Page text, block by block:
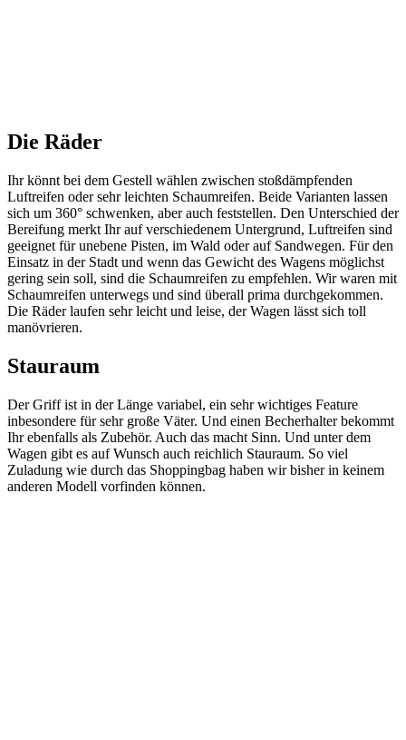
Die Räder
Ihr könnt bei dem Gestell wählen zwischen stoßdämpfenden
Luftreifen oder sehr leichten Schaumreifen. Beide Varianten lassen
sich um 360° schwenken, aber auch feststellen. Den Unterschied der
Bereifung merkt Ihr auf verschiedenem Untergrund, Luftreifen sind
geeignet für unebene Pisten, im Wald oder auf Sandwegen. Für den
Einsatz in der Stadt und wenn das Gewicht des Wagens möglichst
gering sein soll, sind die Schaumreifen zu empfehlen. Wir waren mit
Schaumreifen unterwegs und sind überall prima durchgekommen.
Die Räder laufen sehr leicht und leise, der Wagen lässt sich toll
manövrieren.
Stauraum
Der Griff ist in der Länge variabel, ein sehr wichtiges Feature
inbesondere für sehr große Väter. Und einen Becherhalter bekommt
Ihr ebenfalls als Zubehör. Auch das macht Sinn. Und unter dem
Wagen gibt es auf Wunsch auch reichlich Stauraum. So viel
Zuladung wie durch das Shoppingbag haben wir bisher in keinem
anderen Modell vorfinden können.